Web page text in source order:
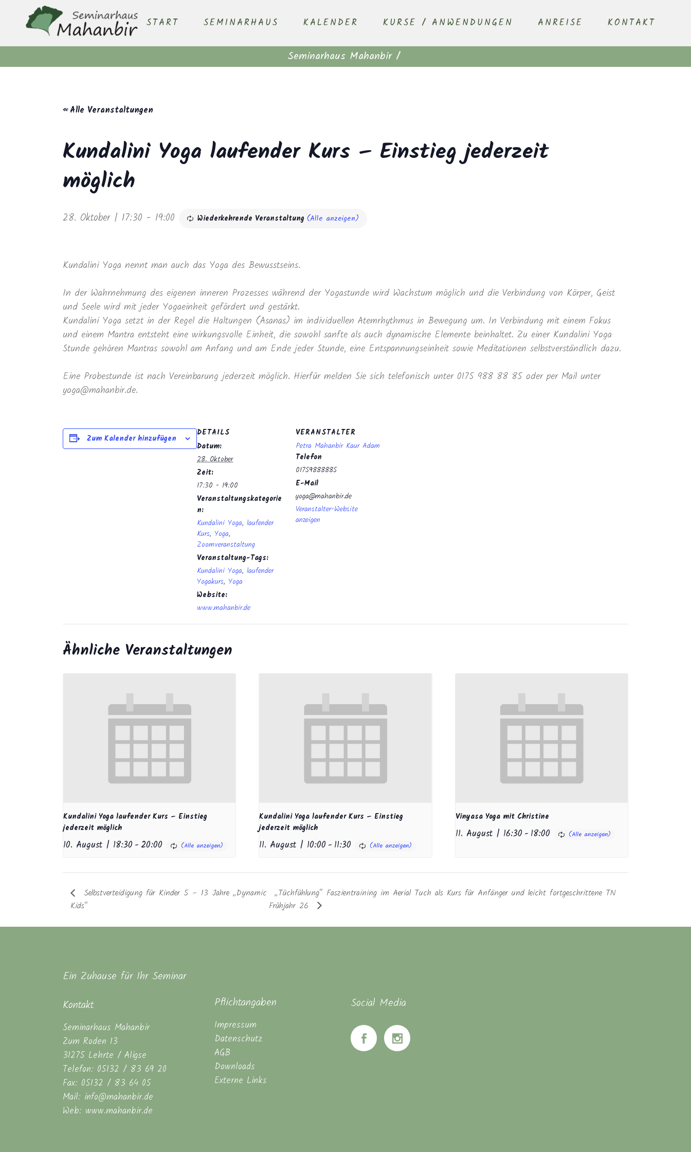
START SEMINARHAUS KALENDER KURSE / ANWENDUNGEN ANREISE KONTAKT
Seminarhaus Mahanbir/
« Alle Veranstaltungen
Kundalini Yoga laufender Kurs – Einstieg jederzeit
möglich
28. Oktober | 17:30 - 19:00 Wiederkehrende Veranstaltung (Alle anzeigen)
Kundalini Yoga nennt man auch das Yoga des Bewusstseins.
In der Wahrnehmung des eigenen inneren Prozesses während der Yogastunde wird Wachstum möglich und die Verbindung von Körper, Geist
und Seele wird mit jeder Yogaeinheit gefördert und gestärkt.
Kundalini Yoga setzt in der Regel die Haltungen (Asanas) im individuellen Atemrhythmus in Bewegung um. In Verbindung mit einem Fokus
und einem Mantra entsteht eine wirkungsvolle Einheit, die sowohl sanfte als auch dynamische Elemente beinhaltet. Zu einer Kundalini Yoga
Stunde gehören Mantras sowohl am Anfang und am Ende jeder Stunde, eine Entspannungseinheit sowie Meditationen selbstverständlich dazu.
Eine Probestunde ist nach Vereinbarung jederzeit möglich. Hierfür melden Sie sich telefonisch unter 0175 988 88 85 oder per Mail unter
yoga@mahanbir.de.
Zum Kalender hinzufügen
DETAILS
Datum:
28. Oktober
Zeit:
17:30 - 19:00
Veranstaltungskategorie
n:
Kundalini Yoga, laufender
Kurs, Yoga,
Zoomveranstaltung
Veranstaltung-Tags:
Kundalini Yoga, laufender
Yogakurs, Yoga
Website:
www.mahanbir.de
VERANSTALTER
Petra Mahanbir Kaur Adam
Telefon
01759888885
E-Mail
yoga@mahanbir.de
Veranstalter-Website
anzeigen
Ähnliche Veranstaltungen
Kundalini Yoga laufender Kurs – Einstieg
jederzeit möglich
10. August | 18:30 -20:00
Kundalini Yoga laufender Kurs – Einstieg
jederzeit möglich
11. August | 10:00 -11:30
Vinyasa Yoga mit Christine
11. August | 16:30 -18:00
Selbstverteidigung für Kinder 5 – 13 Jahre „Dynamic
Kids“
„Tüchfühlung“ Faszientraining im Aerial Tuch als Kurs für Anfänger und leicht fortgeschrittene TN
Frühjahr 26
Ein Zuhause für Ihr Seminar
Kontakt
Seminarhaus Mahanbir
Zum Roden 13
31275 Lehrte / Aligse
Telefon: 05132 / 83 69 20
Fax: 05132 / 83 64 05
Mail: info@mahanbir.de
Web: www.mahanbir.de
Pflichtangaben
Impressum
Datenschutz
AGB
Downloads
Externe Links
Social Media